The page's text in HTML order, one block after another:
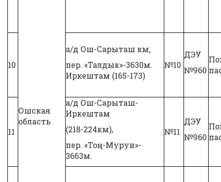
Ошская
область
10
а/д Ош-Сарыташ км,
пер. «Талдык»-3630м.
Иркештам (165-173)
№10
ДЭУ
№960
11
а/д Ош-Сарыташ-
Иркештам
(218-224км),
пер. «Тоң-Мурун»-
3663м.
№11
ДЭУ
№960